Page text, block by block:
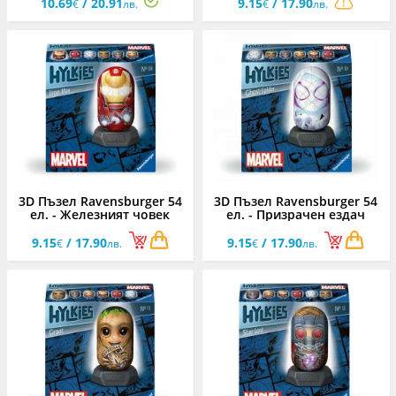
€ лв. € лв.
3D Пъзел Ravensburger 54
ел. - Железният човек
9.15€/ 17.90лв.
3D Пъзел Ravensburger 54
ел. - Призрачен ездач
9.15€ / 17.90лв.